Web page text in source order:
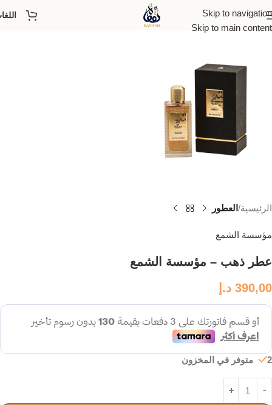
Skip to navigation
Skip to main content
الرئيسية العطور
مؤسسة الشمع
عطر ذهب – مؤسسة الشمع
390,00 د.إ
2 متوفر في المخزون